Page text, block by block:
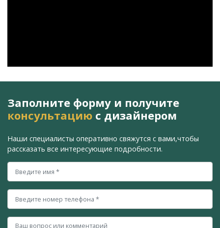
Заполните форму и получите
консультацию с дизайнером
Наши специалисты оперативно свяжутся с вами,чтобы
рассказать все интересующие подробности.